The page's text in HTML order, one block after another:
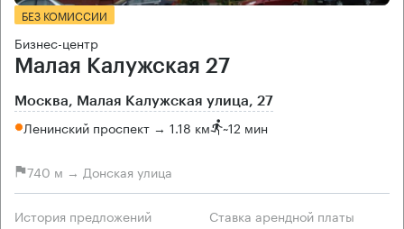
БЕЗ КОМИССИИ
Бизнес-центр
Малая Калужская 27
Москва, Малая Калужская улица, 27
Ленинский проспект → 1.18 км ~12 мин
740 м → Донская улица
История предложений Ставка арендной платы